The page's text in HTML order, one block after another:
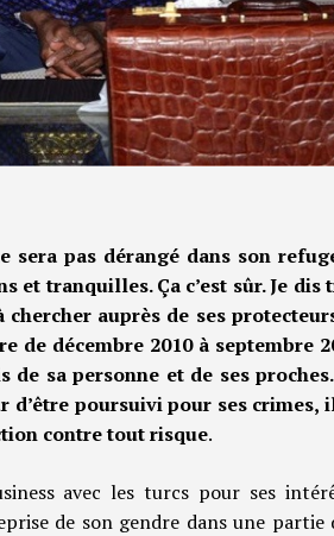
sera pas dérangé dans son
et tranquilles. Ça c’est sûr. Je dis
chercher auprès de ses
de décembre 2010 à septembre
sa personne et de ses
poursuivi pour ses crimes,
contre tout risque.
avec les turcs pour ses
de son gendre dans une partie